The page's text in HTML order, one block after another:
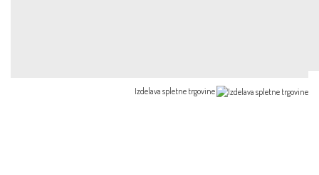
Izdelava spletne trgovine